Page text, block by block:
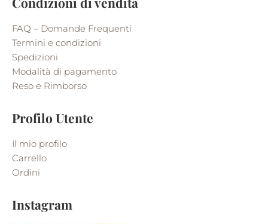
FAQ – Domande Frequenti
Termini e condizioni
Spedizioni
Modalità di pagamento
Reso e Rimborso
Profilo Utente
Il mio profilo
Carrello
Ordini
Instagram